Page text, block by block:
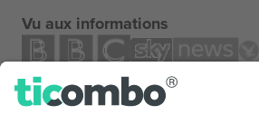
Vu aux informations